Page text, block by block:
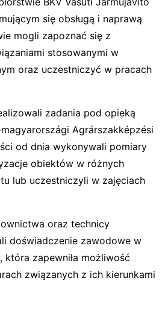
się obsługą i naprawą
mogli zapoznać się z
stosowanymi w
oraz uczestniczyć w pracach
zadania pod opieką
Agrárszakképzési
od dnia wykonywali pomiary
obiektów w różnych
lub uczestniczyli w zajęciach
oraz technicy
doświadczenie zawodowe w
która zapewniła możliwość
związanych z ich kierunkami